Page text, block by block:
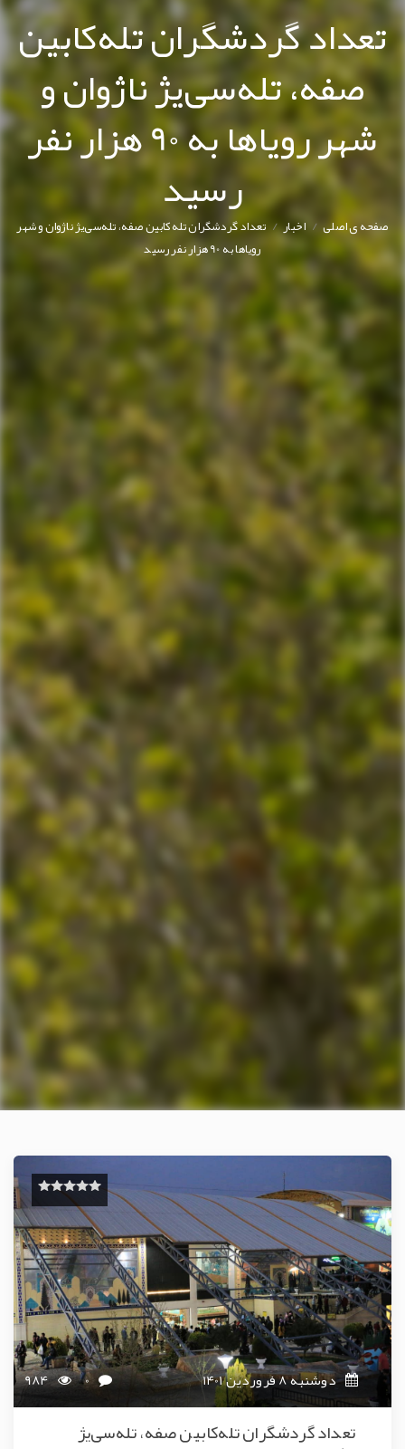
تعداد گردشگران تله‌کابین
صفه، تله‌سی‌یژ ناژوان و
شهر رویاها به 90 هزار نفر
رسید
صفحه ی اصلی/اخبار/تعداد گردشگران تله‌کابین صفه، تله‌سی‌یژ ناژوان و شهر
رویاها به 90 هزار نفر رسید
دوشنبه 8 فروردین 1401 984 0
تعداد گردشگران تله‌کابین صفه، تله‌سی‌یژ